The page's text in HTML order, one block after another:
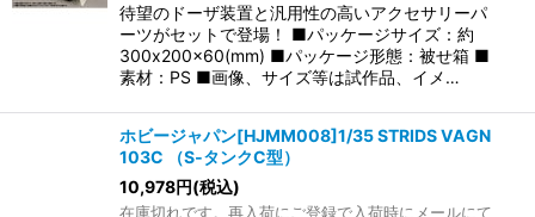
待望のドーザ装置と汎用性の高いアクセサリーパ
ーツがセットで登場！ ■パッケージサイズ：約
300x200x60(mm) ■パッケージ形態：被せ箱 ■
素材：PS ■画像、サイズ等は試作品、イメ…
ホビージャパン[HJMM008]1/35 STRIDS VAGN
103C （S‐タンクC型）
10,978円(税込)
在庫切れです。再入荷にご登録で入荷時にメールにて